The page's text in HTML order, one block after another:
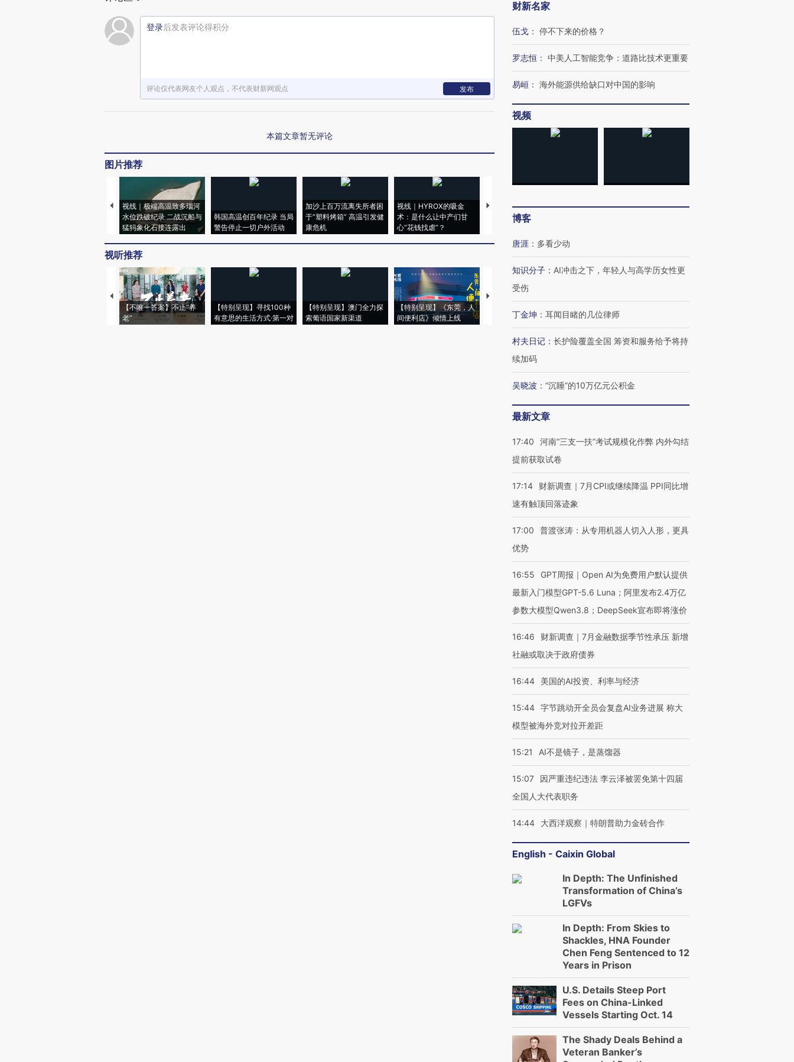
登录后发表评论得积分
评论仅代表网友个人观点，不代表财新网观点 发布
本篇文章暂无评论
图片推荐
视线｜极端高温致多瑙河
水位跌破纪录 二战沉船与
猛犸象化石接连露出
韩国高温创百年纪录 当局
警告停止一切户外活动
加沙上百万流离失所者困
于“塑料烤箱” 高温引发健
康危机
视线｜HYROX的吸金
术：是什么让中产们甘
心“花钱找虐”？
马航飞行员跨国走私7万
粒摇头丸 尿检体内含3种
视线｜被称为“蟑螂”的印
视线｜“入侵”还是“人道危
视听推荐
【不唯一答案】不止“养
老”
【特别呈现】寻找100种
有意思的生活方式·第一对
【特别呈现】澳门全力探
索葡语国家新渠道
【特别呈现】《东莞，人
间便利店》倾情上线
【推广】走进第四届链博
有意思的生活方式·第三对
财新名家
伍戈 ： 停不下来的价格？
罗志恒 ： 中美人工智能竞争：道路比技术更重要
易峘 ： 海外能源供给缺口对中国的影响
视频
博客
唐涯 ： 多看少动
知识分子 ： AI冲击之下，年轻人与高学历女性更
受伤
丁金坤 ： 耳闻目睹的几位律师
村夫日记 ： 长护险覆盖全国 筹资和服务给予将持
续加码
吴晓波 ： “沉睡”的10万亿元公积金
最新文章
17:40
河南“三支一扶”考试规模化作弊 内外勾结
提前获取试卷
17:14
财新调查｜7月CPI或继续降温 PPI同比增
速有触顶回落迹象
17:00
普渡张涛：从专用机器人切入人形，更具
优势
16:55
GPT周报｜Open AI为免费用户默认提供
最新入门模型GPT-5.6 Luna；阿里发布2.4万亿
参数大模型Qwen3.8；DeepSeek宣布即将涨价
16:46
财新调查｜7月金融数据季节性承压 新增
社融或取决于政府债券
16:44 美国的AI投资、利率与经济
15:44 字节跳动开全员会复盘AI业务进展 称大
模型被海外竞对拉开差距
15:21 AI不是镜子，是蒸馏器
15:07
因严重违纪违法 李云泽被罢免第十四届
全国人大代表职务
14:44 大西洋观察｜特朗普助力金砖合作
English - Caixin Global
In Depth: The Unfinished
Transformation of China’s
LGFVs
In Depth: From Skies to
Shackles, HNA Founder
Chen Feng Sentenced to 12
Years in Prison
U.S. Details Steep Port
Fees on China-Linked
Vessels Starting Oct. 14
The Shady Deals Behind a
Veteran Banker’s